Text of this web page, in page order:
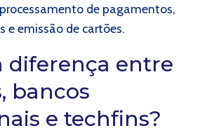
de pagamentos,
e emissão de cartões.
diferença entre
bancos
e techfins?